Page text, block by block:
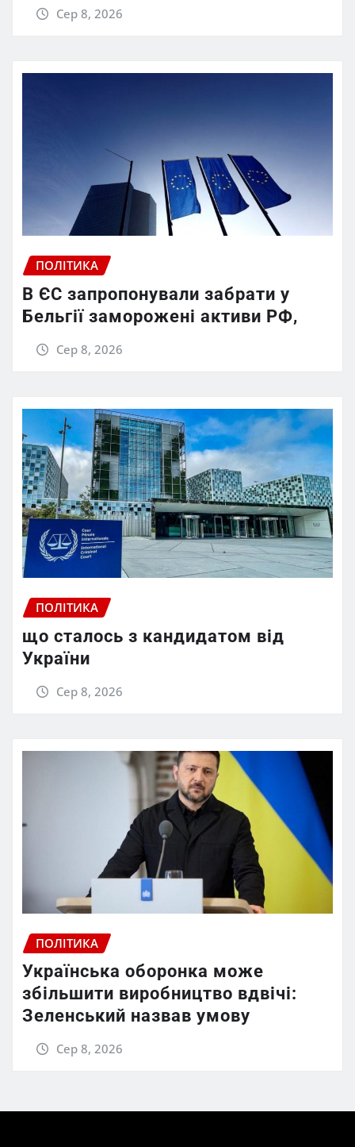
Сер 8, 2026
ПОЛІТИКА
В ЄС запропонували забрати у
Бельгії заморожені активи РФ,
Сер 8, 2026
ПОЛІТИКА
що сталось з кандидатом від
України
Сер 8, 2026
ПОЛІТИКА
Українська оборонка може
збільшити виробництво вдвічі:
Зеленський назвав умову
Сер 8, 2026